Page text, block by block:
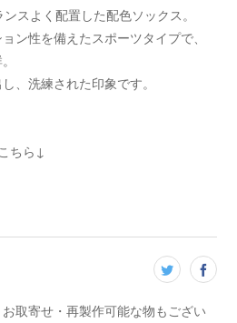
スよく配置した配色ソックス。
ン性を備えたスポーツタイプで、
、洗練された印象です。
ちら↓
取寄せ・再製作可能な物もござい